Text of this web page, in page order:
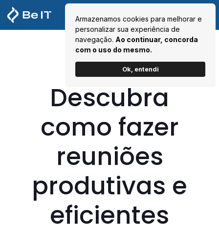
Armazenamos cookies para melhorar e
personalizar sua experiência de
navegação. Ao continuar, concorda
com o uso do mesmo.
Ok, entendi
Descubra
como fazer
reuniões
produtivas e
eficientes